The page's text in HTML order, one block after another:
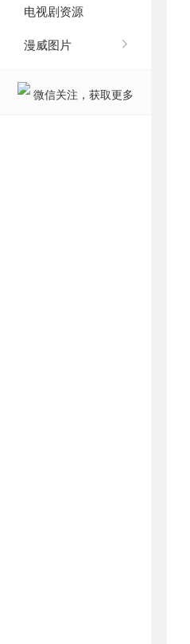
电视剧资源
漫威图片
微信关注，获取更多